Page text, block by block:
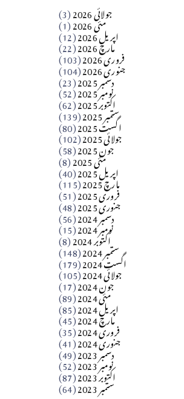
احتجاج کی ضرورت ہے؟
طاہرخیلی (غازی/ہری پور)
جولائی 2026 (3) مئی 2026 (1) اپریل 2026 (12) مارچ 2026 (22) فروری 2026 (103) جنوری 2026 (104) دسمبر 2025 (23) نومبر 2025 (52) اکتوبر 2025 (62) ستمبر 2025 (139) اگست 2025 (80) جولائی 2025 (102) جون 2025 (58) مئی 2025 (8) اپریل 2025 (40) مارچ 2025 (115) فروری 2025 (51) جنوری 2025 (48) دسمبر 2024 (56) نومبر 2024 (15) اکتوبر 2024 (8) ستمبر 2024 (148) اگست 2024 (179) جولائی 2024 (105) جون 2024 (17) مئی 2024 (89) اپریل 2024 (85) مارچ 2024 (45) فروری 2024 (35) جنوری 2024 (41) دسمبر 2023 (49) نومبر 2023 (52) اکتوبر 2023 (87) ستمبر 2023 (64)